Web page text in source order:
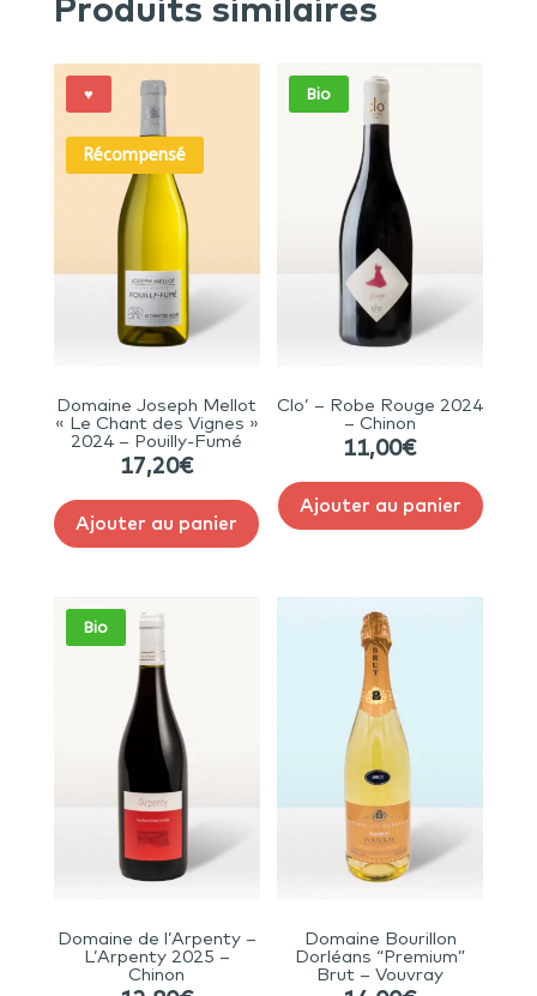
♥
Récompensé
Domaine Joseph Mellot
« Le Chant des Vignes »
2024 – Pouilly-Fumé
17,20€
Ajouter au panier
Bio
Clo’ – Robe Rouge 2024
– Chinon
11,00€
Ajouter au panier
Bio
Domaine de l’Arpenty –
L’Arpenty 2025 –
Chinon
Domaine Bourillon
Dorléans “Premium”
Brut – Vouvray